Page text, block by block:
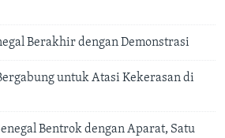
Berakhir dengan Demonstrasi
untuk Atasi Kekerasan di
Bentrok dengan Aparat, Satu